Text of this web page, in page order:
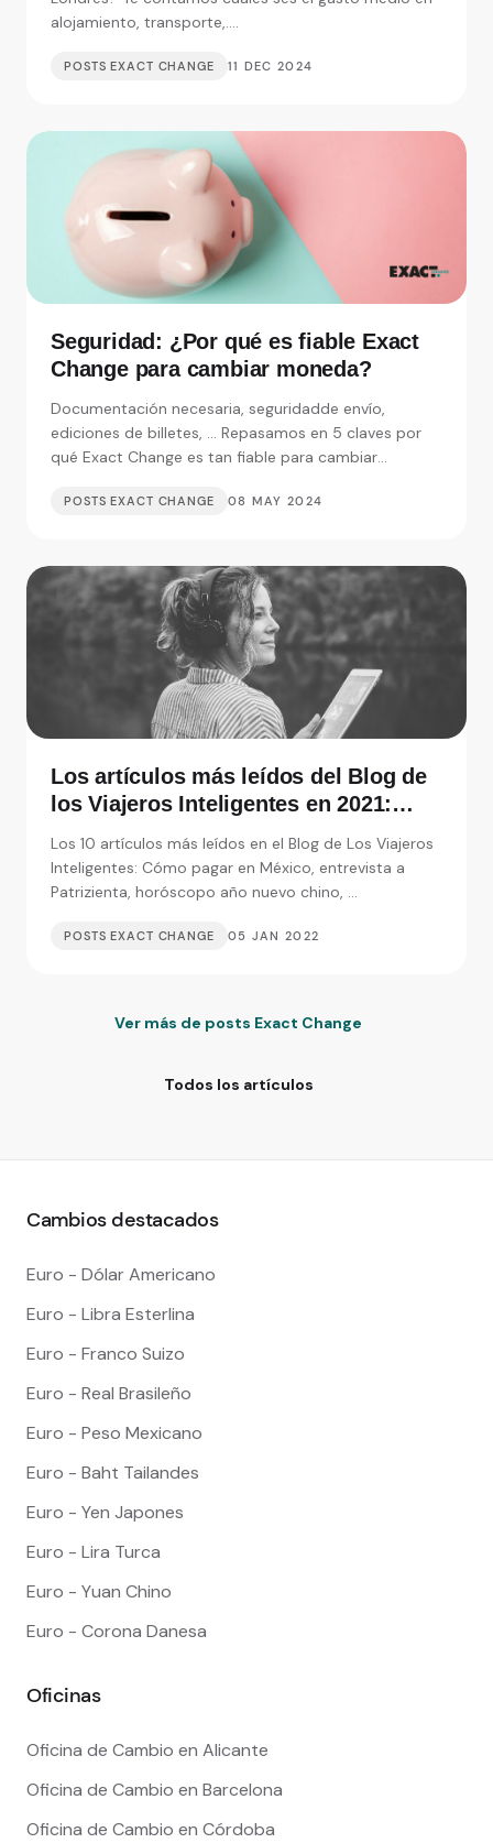
alojamiento, transporte,....
POSTS EXACT CHANGE 11 DEC 2024
Seguridad: ¿Por qué es fiable Exact
Change para cambiar moneda?
Documentación necesaria, seguridadde envío,
ediciones de billetes, ... Repasamos en 5 claves por
qué Exact Change es tan fiable para cambiar
POSTS EXACT CHANGE 08 MAY 2024
Los artículos más leídos del Blog de
los Viajeros Inteligentes en 2021:
extranjeras
Los 10 artículos más leídos en el Blog de Los Viajeros
Inteligentes: Cómo pagar en México, entrevista a
Patrizienta, horóscopo año nuevo chino, ...
POSTS EXACT CHANGE 05 JAN 2022
Ver más de posts Exact Change
Todos los artículos
Cambios destacados
Euro - Dólar Americano
Euro - Libra Esterlina
Euro - Franco Suizo
Euro - Real Brasileño
Euro - Peso Mexicano
Euro - Baht Tailandes
Euro - Yen Japones
Euro - Lira Turca
Euro - Yuan Chino
Euro - Corona Danesa
Oficinas
Oficina de Cambio en Alicante
Oficina de Cambio en Barcelona
Oficina de Cambio en Córdoba